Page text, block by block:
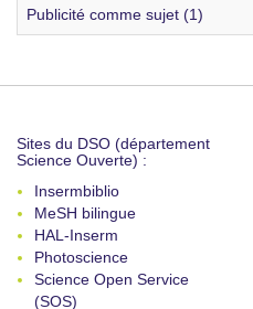
Publicité comme sujet (1)
Sites du DSO (département
Science Ouverte) :
Insermbiblio
MeSH bilingue
HAL-Inserm
Photoscience
Science Open Service
(SOS)